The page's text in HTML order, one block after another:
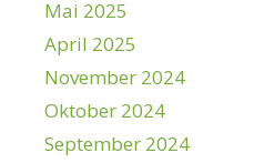
Mai 2025
April 2025
November 2024
Oktober 2024
September 2024